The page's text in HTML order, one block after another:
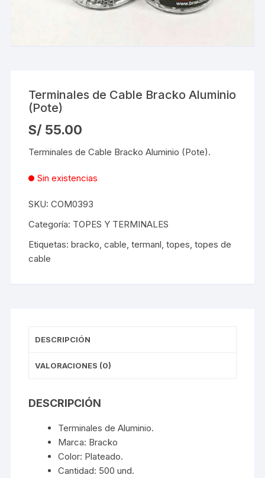
Terminales de Cable Bracko Aluminio
(Pote)
S/ 55.00
Terminales de Cable Bracko Aluminio (Pote).
Sin existencias
SKU:COM0393
Categoría: TOPES Y TERMINALES
Etiquetas:bracko ,cable ,termanl ,topes ,topes de
cable
DESCRIPCIÓN
VALORACIONES (0)
DESCRIPCIÓN
Terminales de Aluminio.
Marca: Bracko
Color: Plateado.
Cantidad: 500 und.